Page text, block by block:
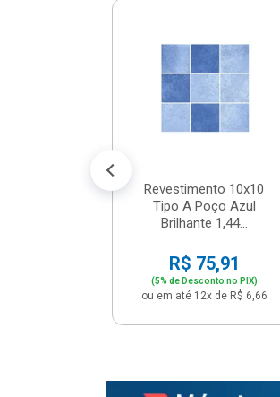
Revestimento 10x10
Tipo A Poço Azul
Brilhante 1,44...
R$ 75,91
(5% de Desconto no PIX)
ou em até 12x de R$ 6,66